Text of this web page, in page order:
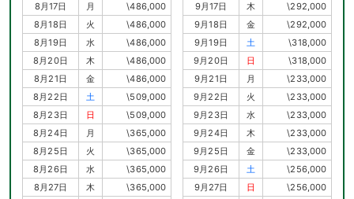
8月17日
月
\486,000
8月18日
火
\486,000
8月19日
水
\486,000
8月20日
木
\486,000
8月21日
金
\486,000
8月22日
土
\509,000
8月23日
日
\509,000
8月24日
月
\365,000
8月25日
火
\365,000
8月26日
水
\365,000
8月27日
木
\365,000
9月17日
木
\292,000
9月18日
金
\292,000
9月19日
土
\318,000
9月20日
日
\318,000
9月21日
月
\233,000
9月22日
火
\233,000
9月23日
水
\233,000
9月24日
木
\233,000
9月25日
金
\233,000
9月26日
土
\256,000
9月27日
日
\256,000